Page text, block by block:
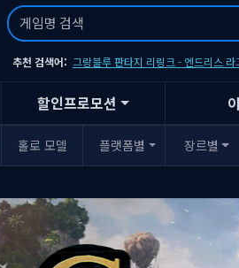
추천 검색어: 그랑블루 판타지 리링크 - 엔드리스 라
할인프로모션
홀로 모델 플랫폼별 장르별